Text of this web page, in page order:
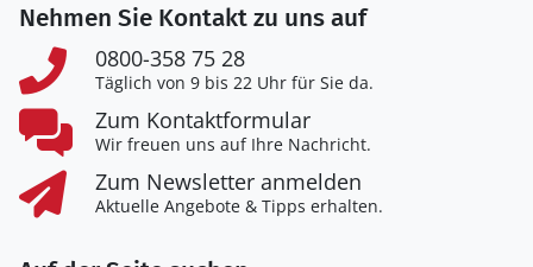
Nehmen Sie Kontakt zu uns auf
0800-358 75 28
Täglich von 9 bis 22 Uhr für Sie da.
Zum Kontaktformular
Wir freuen uns auf Ihre Nachricht.
Zum Newsletter anmelden
Aktuelle Angebote & Tipps erhalten.